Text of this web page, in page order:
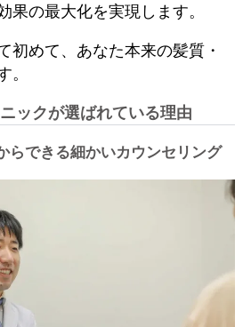
果の最大化を実現します。
初めて、あなた本来の髪質・
。
ックが選ばれている理由
らできる細かいカウンセリング